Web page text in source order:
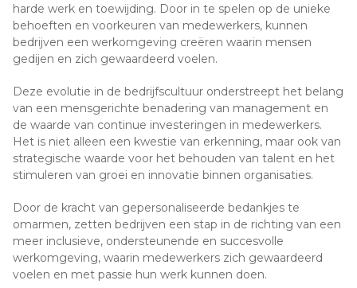
harde werk en toewijding. Door in te spelen op de unieke
behoeften en voorkeuren van medewerkers, kunnen
bedrijven een werkomgeving creëren waarin mensen
gedijen en zich gewaardeerd voelen.
Deze evolutie in de bedrijfscultuur onderstreept het belang
van een mensgerichte benadering van management en
de waarde van continue investeringen in medewerkers.
Het is niet alleen een kwestie van erkenning, maar ook van
strategische waarde voor het behouden van talent en het
stimuleren van groei en innovatie binnen organisaties.
Door de kracht van gepersonaliseerde bedankjes te
omarmen, zetten bedrijven een stap in de richting van een
meer inclusieve, ondersteunende en succesvolle
werkomgeving, waarin medewerkers zich gewaardeerd
voelen en met passie hun werk kunnen doen.